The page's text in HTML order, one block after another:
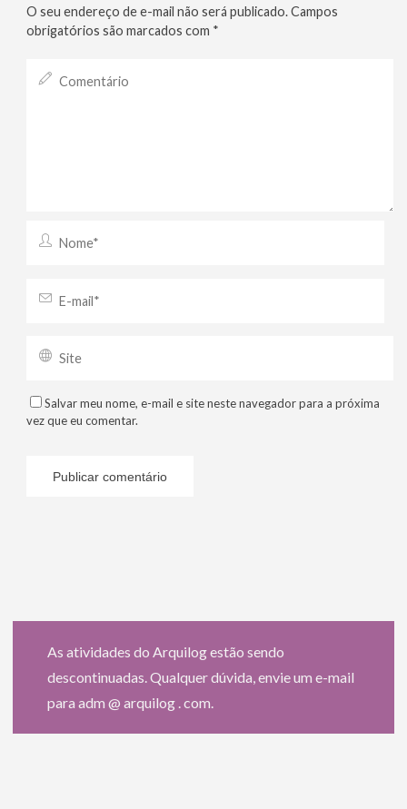
O seu endereço de e-mail não será publicado. Campos
obrigatórios são marcados com *
Salvar meu nome, e-mail e site neste navegador para a próxima
vez que eu comentar.
As atividades do Arquilog estão sendo
descontinuadas. Qualquer dúvida, envie um e-mail
para adm @ arquilog . com.